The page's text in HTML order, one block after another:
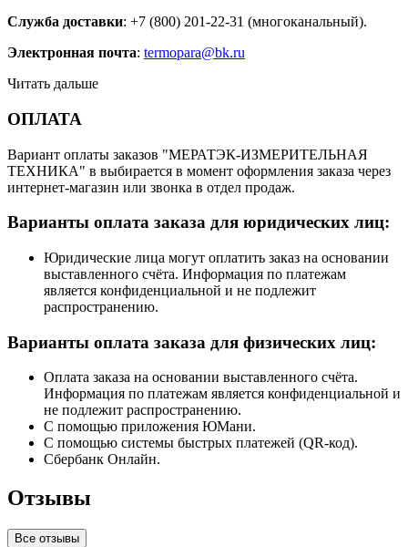
Служба доставки: +7 (800) 201-22-31 (многоканальный).
Электронная почта: termopara@bk.ru
Читать дальше
ОПЛАТА
Вариант оплаты заказов "МЕРАТЭК-ИЗМЕРИТЕЛЬНАЯ
ТЕХНИКА" в выбирается в момент оформления заказа через
интернет-магазин или звонка в отдел продаж.
Варианты оплата заказа для юридических лиц:
Юридические лица могут оплатить заказ на основании
выставленного счёта. Информация по платежам
является конфиденциальной и не подлежит
распространению.
Варианты оплата заказа для физических лиц:
Оплата заказа на основании выставленного счёта.
Информация по платежам является конфиденциальной и
не подлежит распространению.
С помощью приложения ЮМани.
С помощью системы быстрых платежей (QR-код).
Сбербанк Онлайн.
Отзывы
Все отзывы